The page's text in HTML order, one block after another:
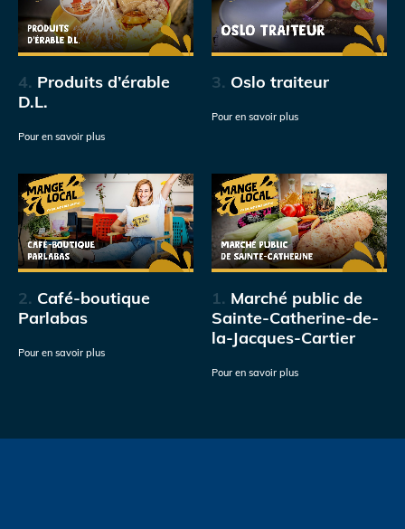
4. Produits d’érable
D.L.
Pour en savoir plus
3. Oslo traiteur
Pour en savoir plus
2. Café-boutique
Parlabas
Pour en savoir plus
1. Marché public de
Sainte-Catherine-de-
la-Jacques-Cartier
Pour en savoir plus